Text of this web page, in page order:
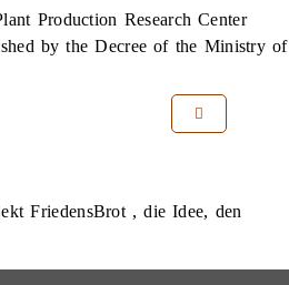
Production Research Center
by the Decree of the Ministry of
FriedensBrot , die Idee, den